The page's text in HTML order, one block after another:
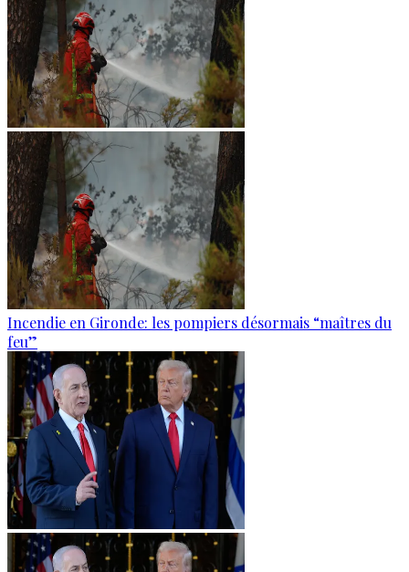
Incendie en Gironde: les pompiers désormais “maîtres du
feu”